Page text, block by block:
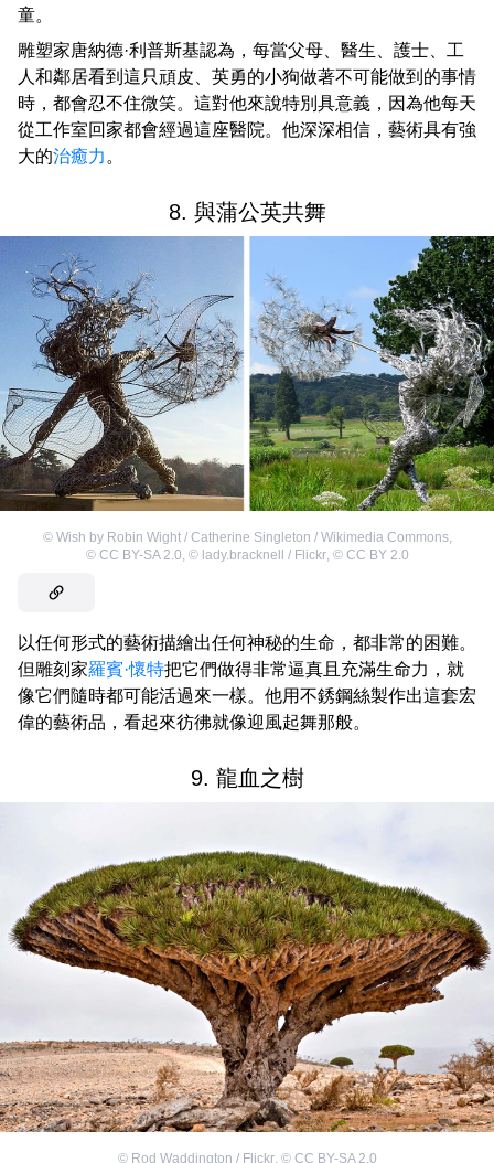
童。
雕塑家唐納德·利普斯基認為，每當父母、醫生、護士、工
人和鄰居看到這只頑皮、英勇的小狗做著不可能做到的事情
時，都會忍不住微笑。這對他來說特別具意義，因為他每天
從工作室回家都會經過這座醫院。他深深相信，藝術具有強
大的治癒力。
8. 與蒲公英共舞
© Wish by Robin Wight / Catherine Singleton / Wikimedia Commons,
© CC BY-SA 2.0, © lady.bracknell / Flickr, © CC BY 2.0
以任何形式的藝術描繪出任何神秘的生命，都非常的困難。
但雕刻家羅賓·懷特把它們做得非常逼真且充滿生命力，就
像它們隨時都可能活過來一樣。他用不銹鋼絲製作出這套宏
偉的藝術品，看起來彷彿就像迎風起舞那般。
9. 龍血之樹
© Rod Waddington / Flickr, © CC BY-SA 2.0